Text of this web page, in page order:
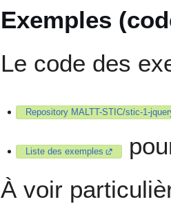
Exemples
Le code des
Repository MALTT-STIC/stic-1-
Liste des exemples
À voir